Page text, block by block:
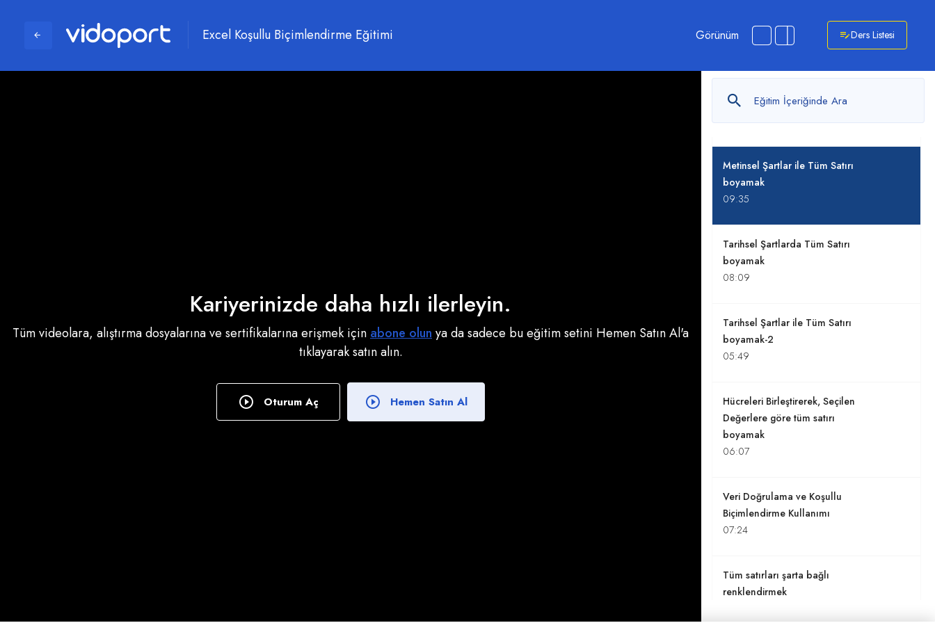
Excel Koşullu Biçimlendirme Eğitimi Görünüm Ders Listesi
Kariyerinizde daha hızlı ilerleyin.
Tüm videolara, alıştırma dosyalarına ve sertifikalarına erişmek için abone olun ya da sadece bu eğitim setini Hemen Satın Al'a
tıklayarak satın alın.
Oturum Aç Hemen Satın Al
Excel'de tüm satırları boyamak
08:54
Boyamak
10:27
Metinsel Şartlar ile Tüm Satırı
boyamak
09:35
Tarihsel Şartlarda Tüm Satırı
boyamak
08:09
Tarihsel Şartlar ile Tüm Satırı
boyamak-2
05:49
Hücreleri Birleştirerek, Seçilen
Değerlere göre tüm satırı
boyamak
06:07
Veri Doğrulama ve Koşullu
Biçimlendirme Kullanımı
07:24
Tüm satırları şarta bağlı
renklendirmek